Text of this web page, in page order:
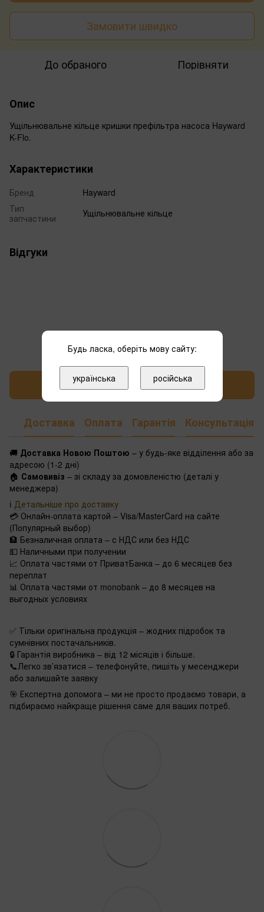
Замовити швидко
До обраного Порівняти
Опис
Ущільнювальне кільце кришки префільтра насоса Hayward
K-Flo.
Характеристики
Бренд
Hayward
Тип
запчастини
Ущільнювальне кільце
Відгуки
Написати відгук
Доставка Оплата Гарантія Консультація
🚚 Доставка Новою Поштою – у будь-яке відділення або за
адресою (1-2 дні)
🏠 Самовивіз – зі складу за домовленістю (деталі у
менеджера)
ℹ️ Детальніше про доставку
💳 Онлайн-оплата картой – Visa/MasterCard на сайте
(Популярный выбор)
🏦 Безналичная оплата – с НДС или без НДС
💵 Наличными при получении
📈 Оплата частями от ПриватБанка – до 6 месяцев без
переплат
📊 Оплата частями от monobank – до 8 месяцев на
выгодных условиях
✅ Тільки оригінальна продукція – жодних підробок та
сумнівних постачальників.
🔒 Гарантія виробника – від 12 місяців і більше.
📞Легко зв’язатися – телефонуйте, пишіть у месенджери
або залишайте заявку
🎯 Експертна допомога – ми не просто продаємо товари, а
підбираємо найкраще рішення саме для ваших потреб.
Будь ласка, оберіть мову сайту:
українська російська